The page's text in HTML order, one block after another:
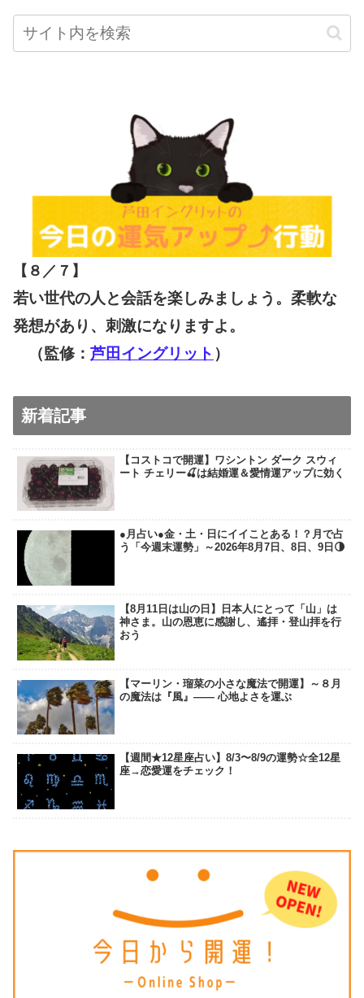
【８／７ 】
若い世代の人と会話を楽しみましょう。柔軟な
発想があり、刺激になりますよ。
（監修： 芦田イングリット ）
新着記事
【コストコで開運】ワシントン ダーク スウィ
ート チェリー🍒は結婚運＆愛情運アップに効く
●月占い●金・土・日にイイことある！？月で占
う「今週末運勢」～2026年8月7日、8日、9日🌗
【8月11日は山の日】日本人にとって「山」は
神さま。山の恩恵に感謝し、遙拝・登山拝を行
おう
【マーリン・瑠菜の小さな魔法で開運】～８月
の魔法は『風』―― 心地よさを運ぶ
【週間★12星座占い】8/3〜8/9の運勢☆全12星
座→恋愛運をチェック！